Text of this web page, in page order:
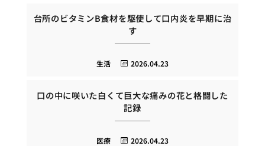
台所のビタミンB食材を駆使して口内炎を早期に治
す
2026.04.23
生活
口の中に咲いた白くて巨大な痛みの花と格闘した
記録
2026.04.23
医療